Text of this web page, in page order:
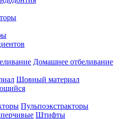
Домашнее отбеливание
Шовный материал
Пульпоэкстракторы
Штифты